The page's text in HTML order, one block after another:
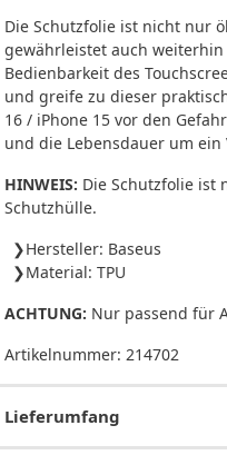
Die Schutzfolie ist nicht nur
gewährleistet auch
Bedienbarkeit des
und greife zu dieser
16 / iPhone 15 vor den
und die Lebensdauer um ein
HINWEIS: Die Schutzfolie ist
Schutzhülle.
Hersteller: Baseus
Material: TPU
ACHTUNG: Nur passend für
Artikelnummer: 214702
Lieferumfang